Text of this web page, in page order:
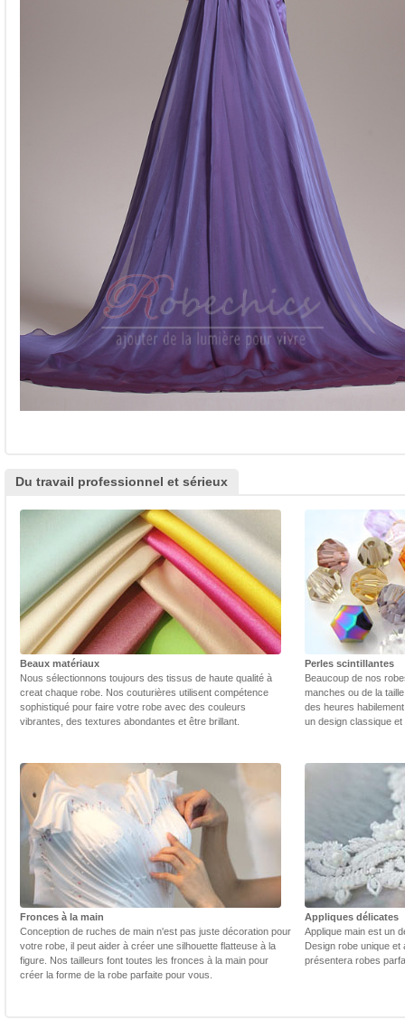
Du travail professionnel et sérieux
Beaux matériaux
Nous sélectionnons toujours des tissus de haute qualité à
creat chaque robe. Nos couturières utilisent compétence
sophistiqué pour faire votre robe avec des couleurs
vibrantes, des textures abondantes et être brillant.
Perles scintillantes
Beaucoup de nos
manches ou de la
des heures
un design classique
Fronces à la main
Conception de ruches de main n'est pas juste décoration pour
votre robe, il peut aider à créer une silhouette flatteuse à la
figure. Nos tailleurs font toutes les fronces à la main pour
créer la forme de la robe parfaite pour vous.
Appliques délicates
Applique main est un
Design robe unique et
présentera robes